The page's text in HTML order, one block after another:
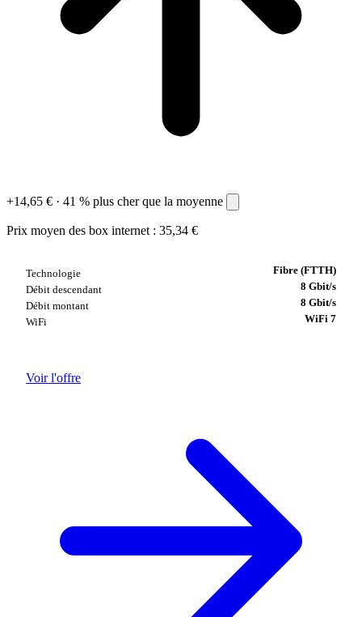
+14,65 € · 41 % plus cher que la moyenne
Prix moyen des box internet : 35,34 €
Technologie
Fibre (FTTH)
Débit descendant
8 Gbit/s
Débit montant
8 Gbit/s
WiFi
WiFi 7
Voir l'offre